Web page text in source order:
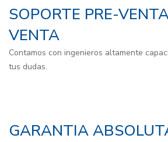
SOPORTE PRE-
VENTA
Contamos con ingenieros altamente
tus dudas.
GARANTIA